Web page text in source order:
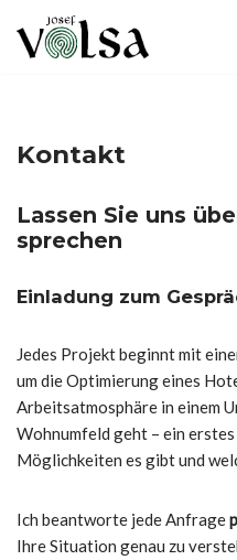
Zum
Kontakt
Lassen Sie uns
sprechen
Einladung zum
Jedes Projekt beginnt mit
um die Optimierung eines
Arbeitsatmosphäre in einem
Wohnumfeld geht – ein
Möglichkeiten es gibt und
Ich beantworte jede Anfrage
Ihre Situation genau zu